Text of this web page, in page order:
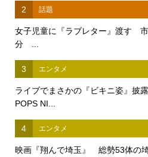
2 話題
女子児童に『ラブレター』渡す
分 ...
3 エンタメ
ライブでまさかの『ビキニ姿』披
POPS NI...
4 エンタメ
映画『翔んで埼玉』 総勢53体の